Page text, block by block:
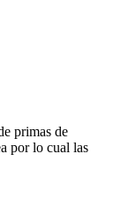
primas de
por lo cual las